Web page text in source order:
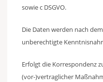
sowie c DSGVO.
Die Daten werden nach
unberechtigte
Erfolgt die Korrespondenz
(vor-)vertraglicher